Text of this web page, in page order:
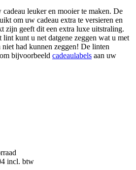
leuker en mooier te maken. De
om uw cadeau extra te versieren en
zijn geeft dit een extra luxe uitstraling.
lint kunt u net datgene zeggen wat u met
niet had kunnen zeggen! De linten
bijvoorbeeld cadeaulabels aan uw
incl. btw